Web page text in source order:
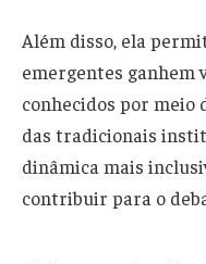
Além disso, ela
emergentes ganhem
conhecidos por meio
das tradicionais
dinâmica mais
contribuir para o